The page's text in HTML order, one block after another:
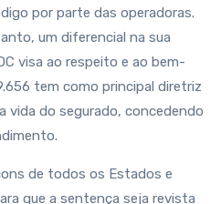
por parte das operadoras.
um diferencial na sua
visa ao respeito e ao bem-
tem como principal diretriz
vida do segurado, concedendo
de todos os Estados e
que a sentença seja revista